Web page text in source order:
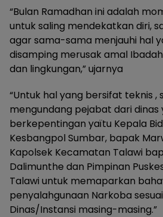
“Bulan Ramadhan ini adalah
untuk saling mendekatkan diri,
agar sama-sama menjauhi hal
disamping merusak amal
dan lingkungan,” ujarnya
“Untuk hal yang bersifat teknis ,
mengundang pejabat dari dinas
berkepentingan yaïtu Kepala
Kesbangpol Sumbar, bapak
Kapolsek Kecamatan Talawi
Dalimunthe dan Pimpinan
Talawi untuk memaparkan
penyalahgunaan Narkoba
Dinas/Instansi masing-masing.”